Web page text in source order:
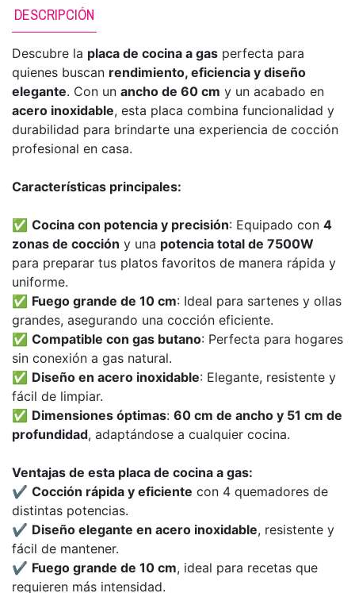
DESCRIPCIÓN
Descubre la placa de cocina a gas perfecta para
quienes buscan rendimiento, eficiencia y diseño
elegante. Con un ancho de 60 cm y un acabado en
acero inoxidable, esta placa combina funcionalidad y
durabilidad para brindarte una experiencia de cocción
profesional en casa.
Características principales:
✅ Cocina con potencia y precisión: Equipado con 4
zonas de cocción y una potencia total de 7500W
para preparar tus platos favoritos de manera rápida y
uniforme.
✅ Fuego grande de 10 cm: Ideal para sartenes y ollas
grandes, asegurando una cocción eficiente.
✅ Compatible con gas butano: Perfecta para hogares
sin conexión a gas natural.
✅ Diseño en acero inoxidable: Elegante, resistente y
fácil de limpiar.
✅ Dimensiones óptimas: 60 cm de ancho y 51 cm de
profundidad, adaptándose a cualquier cocina.
Ventajas de esta placa de cocina a gas:
✔️ Cocción rápida y eficiente con 4 quemadores de
distintas potencias.
✔️ Diseño elegante en acero inoxidable, resistente y
fácil de mantener.
✔️ Fuego grande de 10 cm, ideal para recetas que
requieren más intensidad.